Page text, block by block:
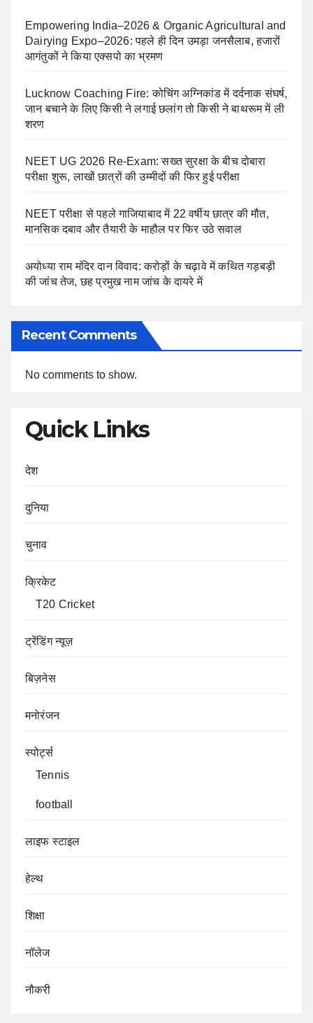
Empowering India–2026 & Organic Agricultural and
Dairying Expo–2026: पहले ही दिन उमड़ा जनसैलाब, हजारों
आगंतुकों ने किया एक्सपो का भ्रमण
Lucknow Coaching Fire: कोचिंग अग्निकांड में दर्दनाक संघर्ष,
जान बचाने के लिए किसी ने लगाई छलांग तो किसी ने बाथरूम में ली
शरण
NEET UG 2026 Re-Exam: सख्त सुरक्षा के बीच दोबारा
परीक्षा शुरू, लाखों छात्रों की उम्मीदों की फिर हुई परीक्षा
NEET परीक्षा से पहले गाजियाबाद में 22 वर्षीय छात्र की मौत,
मानसिक दबाव और तैयारी के माहौल पर फिर उठे सवाल
अयोध्या राम मंदिर दान विवाद: करोड़ों के चढ़ावे में कथित गड़बड़ी
की जांच तेज, छह प्रमुख नाम जांच के दायरे में
Recent Comments
No comments to show.
Quick Links
देश
दुनिया
चुनाव
क्रिकेट
T20 Cricket
ट्रेंडिंग न्यूज़
बिज़नेस
मनोरंजन
स्पोर्ट्स
Tennis
football
लाइफ स्टाइल
हेल्थ
शिक्षा
नॉलेज
नौकरी